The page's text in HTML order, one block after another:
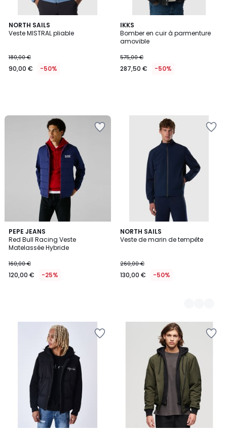
NORTH SAILS
Veste MISTRAL pliable
180,00 €
90,00 € -50%
IKKS
Bomber en cuir à parmenture
amovible
575,00 €
287,50 € -50%
PEPE JEANS
Red Bull Racing Veste
Matelassée Hybride
160,00 €
120,00 € -25%
NORTH SAILS
Veste de marin de tempête
260,00 €
130,00 € -50%
2
Couleurs